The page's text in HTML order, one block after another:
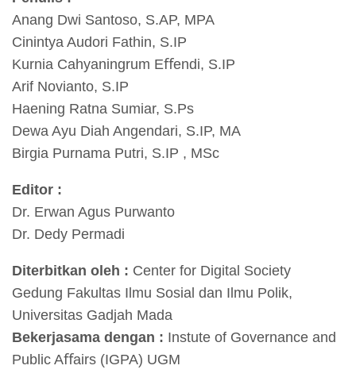
Anang Dwi Santoso, S.AP, MPA
Cinintya Audori Fathin, S.IP
Kurnia Cahyaningrum Eﬀendi, S.IP
Arif Novianto, S.IP
Haening Ratna Sumiar, S.Ps
Dewa Ayu Diah Angendari, S.IP, MA
Birgia Purnama Putri, S.IP , MSc
Editor :
Dr. Erwan Agus Purwanto
Dr. Dedy Permadi
Diterbitkan oleh : Center for Digital Society
Gedung Fakultas Ilmu Sosial dan Ilmu Polik,
Universitas Gadjah Mada
Bekerjasama dengan : Instute of Governance and
Public Aﬀairs (IGPA) UGM